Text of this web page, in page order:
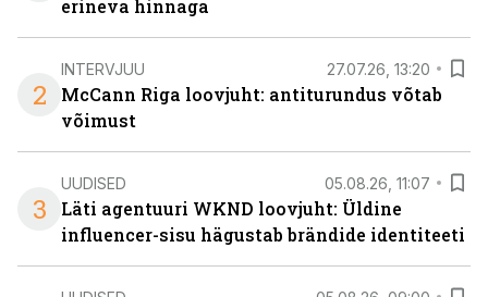
erineva hinnaga
2
INTERVJUU 27.07.26, 13:20
McCann Riga loovjuht: antiturundus võtab
võimust
3
UUDISED 05.08.26, 11:07
Läti agentuuri WKND loovjuht: Üldine
influencer-sisu hägustab brändide identiteeti